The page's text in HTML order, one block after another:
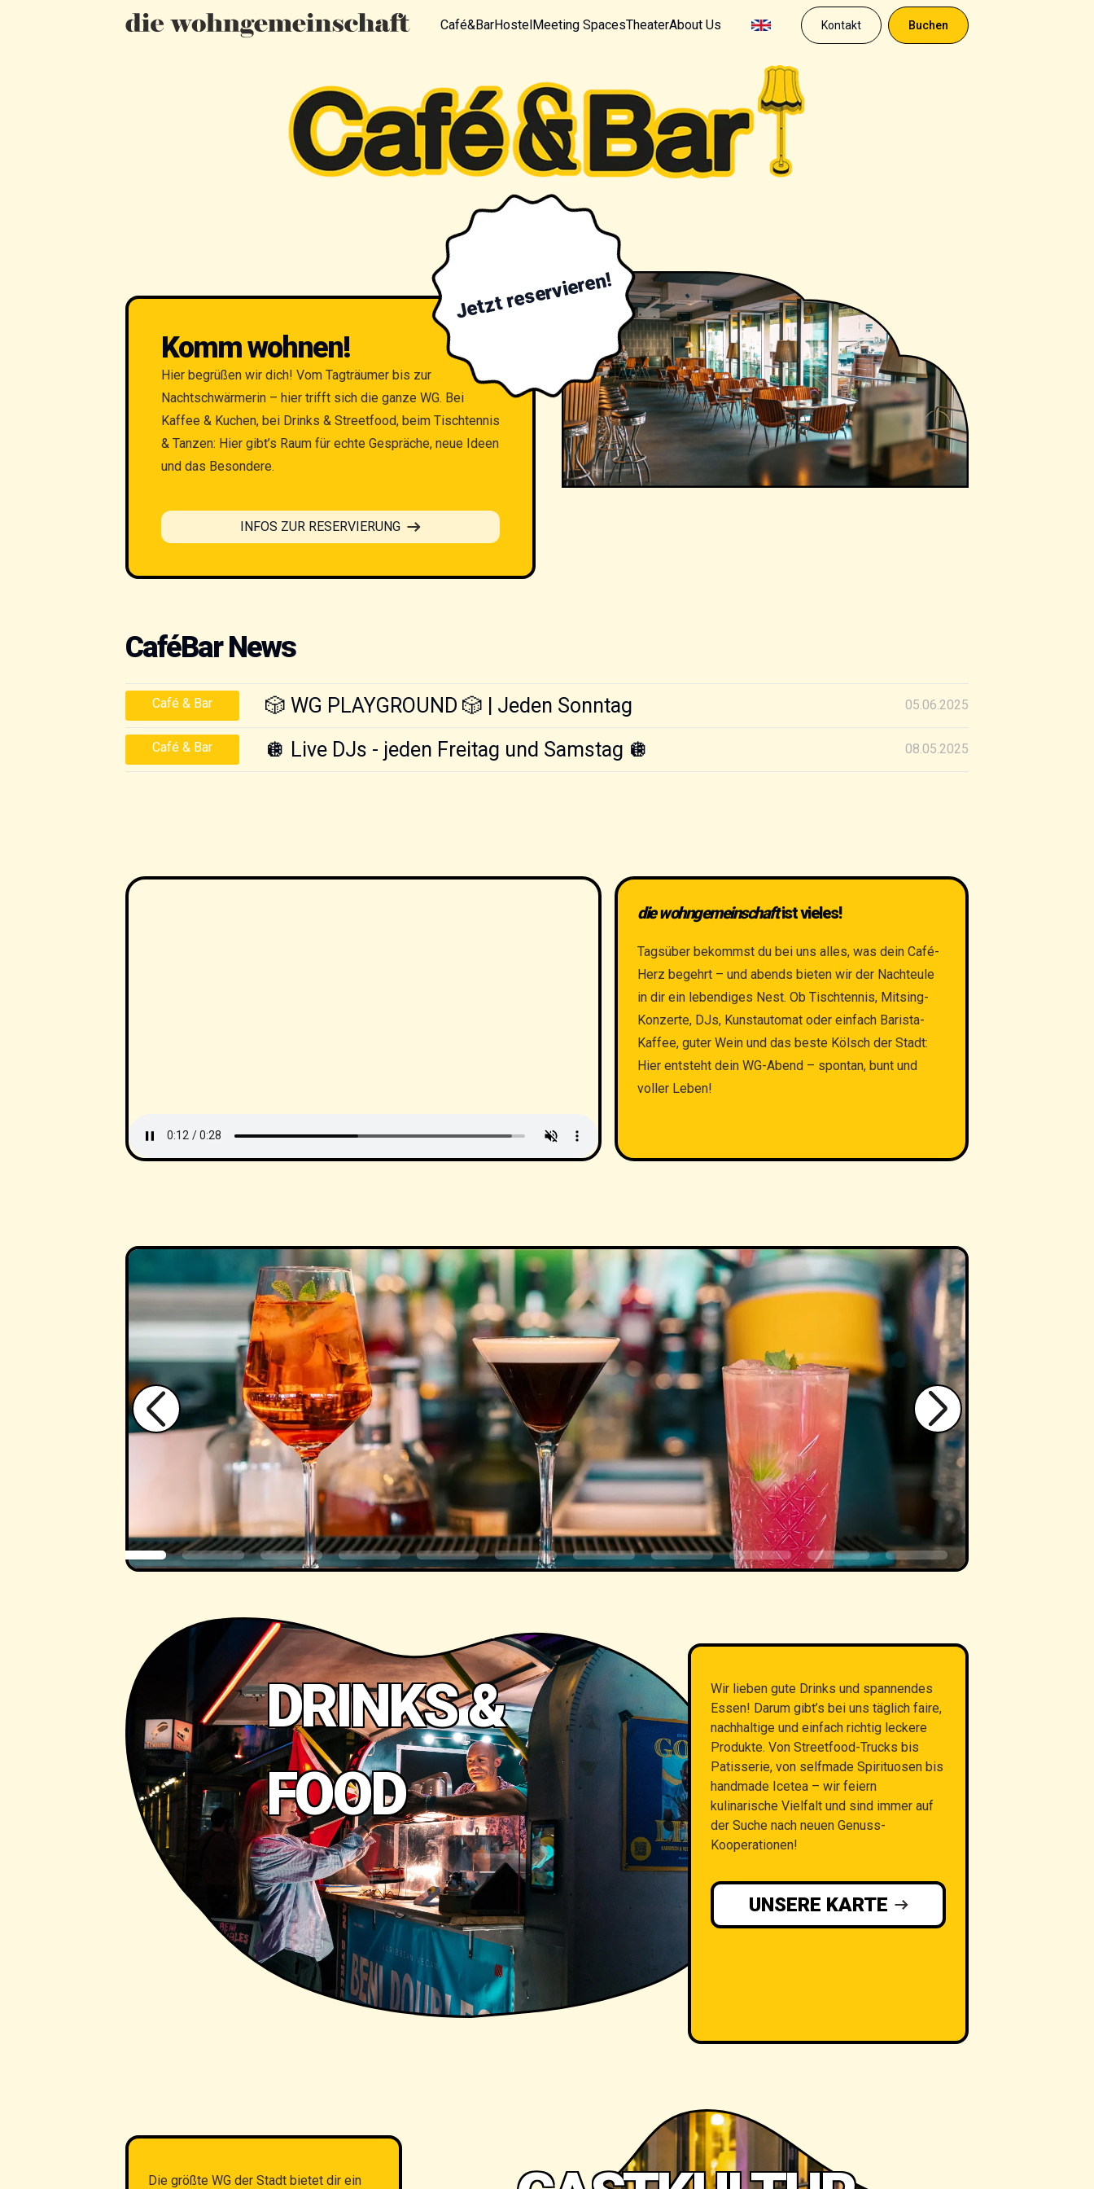
Café&BarHostelMeeting SpacesTheaterAbout Us Kontakt Buchen
Komm wohnen!
Hier begrüßen wir dich! Vom Tagträumer bis zur
Nachtschwärmerin – hier trifft sich die ganze WG. Bei
Kaffee & Kuchen, bei Drinks & Streetfood, beim Tischtennis
& Tanzen: Hier gibt’s Raum für echte Gespräche, neue Ideen
und das Besondere.
INFOS ZUR RESERVIERUNG
Jetzt reservieren!
CaféBar News
Café & Bar 🎲 WG PLAYGROUND 🎲 | Jeden Sonntag 05.06.2025
Café & Bar 🪩 Live DJs - jeden Freitag und Samstag 🪩 08.05.2025
die wohngemeinschaftist vieles!
Tagsüber bekommst du bei uns alles, was dein Café-
Herz begehrt – und abends bieten wir der Nachteule
in dir ein lebendiges Nest. Ob Tischtennis, Mitsing-
Konzerte, DJs, Kunstautomat oder einfach Barista-
Kaffee, guter Wein und das beste Kölsch der Stadt:
Hier entsteht dein WG-Abend – spontan, bunt und
voller Leben!
DRINKS &
FOOD
Wir lieben gute Drinks und spannendes
Essen! Darum gibt’s bei uns täglich faire,
nachhaltige und einfach richtig leckere
Produkte. Von Streetfood-Trucks bis
Patisserie, von selfmade Spirituosen bis
handmade Icetea – wir feiern
kulinarische Vielfalt und sind immer auf
der Suche nach neuen Genuss-
Kooperationen!
UNSERE KARTE
Die größte WG der Stadt bietet dir ein